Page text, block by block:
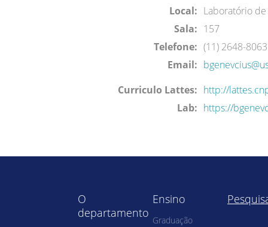
Local: Laboratório
Sala: 157
Telefone: (11) 2648-8063
Email:
Curriculo Lattes: http://
Lab: https://
O
departamento
Ensino
Graduação